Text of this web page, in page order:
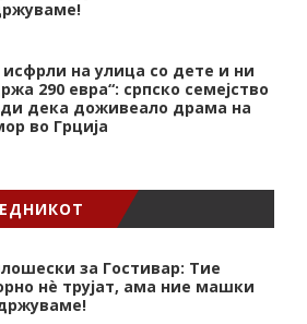
исфрли на улица со дете и ни
290 евра“: српско семејство
дека доживеало драма на
во Грција
за Гостивар: Тие
нѐ трујат, ама ние машки